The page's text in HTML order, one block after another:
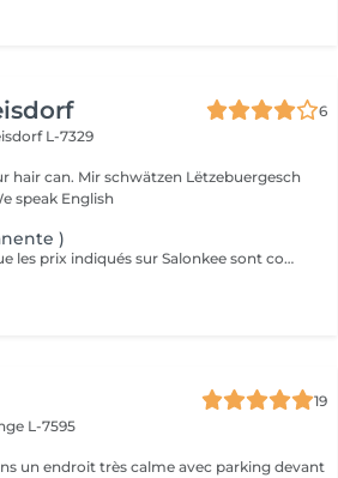
6
L-7329
Lëtzebuergesch
parlons français We speak English
)
Veuillez prendre note que les prix indiqués sur Salonkee sont communiqués à titre informatif et s'entendent de base. Ces derniers sont susceptibles de varier selon le diagnostic réalisé à votre arrivée au salon et l'expertise du professionnel à qui vous confiez votre beauté. Dans tous les cas, un devis précis vous sera proposé et toutes réalisations de prestations seront effectuées avec votre accord. Un grand merci d'avance pour votre compréhension. Au plaisir de vous recevoir très vite.
19
L-7595
un endroit très calme avec parking devant